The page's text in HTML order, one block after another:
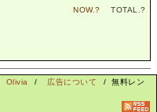
NOW.? TOTAL.?
Olivia / 広告について
/ 無料レン